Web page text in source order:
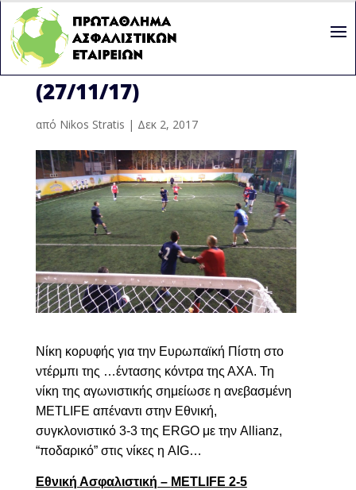
6Η ΑΓΩΝΙΣΤΙΚΉ
(27/11/17)
από Nikos Stratis | Δεκ 2, 2017
Νίκη κορυφής για την Ευρωπαϊκή Πίστη στο
ντέρμπι της …έντασης κόντρα της ΑΧΑ. Τη
νίκη της αγωνιστικής σημείωσε η ανεβασμένη
METLIFΕ απέναντι στην Εθνική,
συγκλονιστικό 3-3 της ERGO με τηνAllianz,
“ποδαρικό” στις νίκες η AIG…
Εθνική Ασφαλιστική – METLIFE 2-5